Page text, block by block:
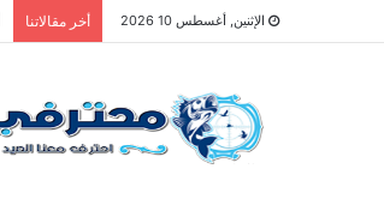
الإثنين, أغسطس 10 2026 أخر مقالاتنا